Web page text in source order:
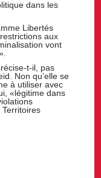
dans les
Libertés
aux
vont
t-il, pas
Non qu’elle se
à utiliser avec
«légitime dans